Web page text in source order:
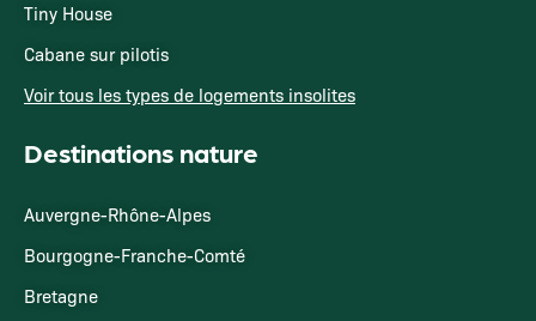
Tiny House
Cabane sur pilotis
Voir tous les types de logements insolites
Destinations nature
Auvergne-Rhône-Alpes
Bourgogne-Franche-Comté
Bretagne